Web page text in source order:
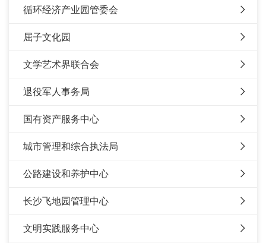
循环经济产业园管委会
屈子文化园
文学艺术界联合会
退役军人事务局
国有资产服务中心
城市管理和综合执法局
公路建设和养护中心
长沙飞地园管理中心
文明实践服务中心